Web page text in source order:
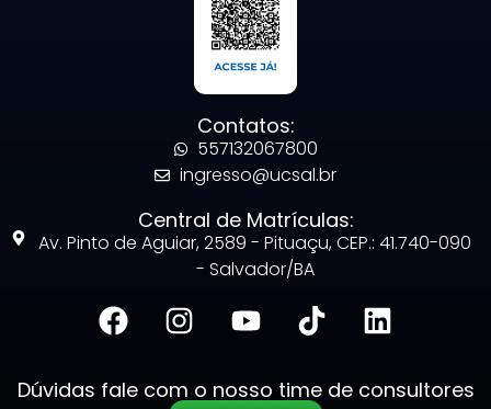
Contatos:
557132067800
ingresso@ucsal.br
Central de Matrículas:
Av. Pinto de Aguiar, 2589 - Pituaçu, CEP.: 41.740-090
- Salvador/BA
Dúvidas fale com o nosso time de consultores